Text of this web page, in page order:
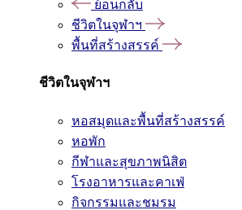
ย้อนกลับ
ชีวิตในจุฬาฯ
พื้นที่สร้างสรรค์
ชีวิตในจุฬาฯ
หอสมุดและพื้นที่สร้างสรรค์
หอพัก
กีฬาและสุขภาพนิสิต
โรงอาหารและคาเฟ่
กิจกรรมและชมรม